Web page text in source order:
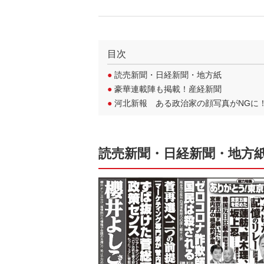
目次
● 読売新聞・日経新聞・地方紙
● 豪華連載陣も掲載！産経新聞
● 河北新報 ある政治家の顔写真がNGに
読売新聞・日経新聞・地方